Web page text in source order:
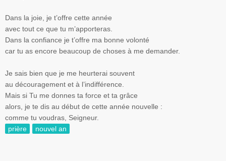
Dans la joie, je t’offre cette année
avec tout ce que tu m’apporteras.
Dans la confiance je t’offre ma bonne volonté
car tu as encore beaucoup de choses à me demander.
Je sais bien que je me heurterai souvent
au découragement et à l’indifférence.
Mais si Tu me donnes ta force et ta grâce
alors, je te dis au début de cette année nouvelle :
comme tu voudras, Seigneur.
prière
nouvel an